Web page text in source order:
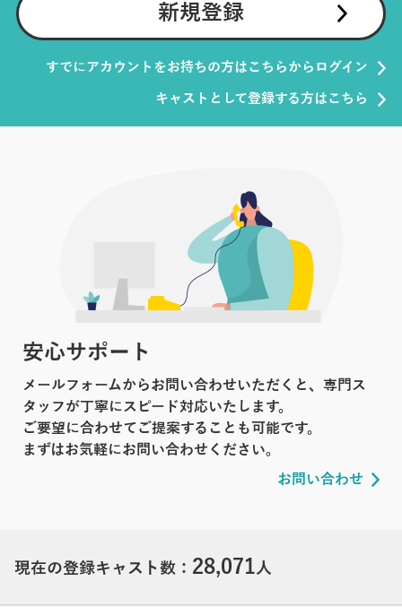
新規登録
すでにアカウントをお持ちの方はこちらからログイン
キャストとして登録する方はこちら
安心サポート
メールフォームからお問い合わせいただくと、専門ス
タッフが丁寧にスピード対応いたします。
ご要望に合わせてご提案することも可能です。
まずはお気軽にお問い合わせください。
お問い合わせ
現在の登録キャスト数： 28,071人